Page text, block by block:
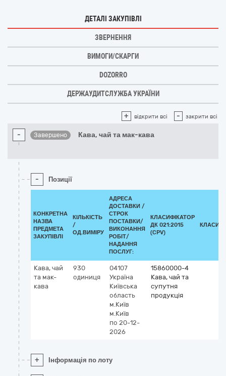
ДЕТАЛІ ЗАКУПІВЛІ
ЗВЕРНЕННЯ
ВИМОГИ/СКАРГИ
DOZORRO
ДЕРЖАУДИТСЛУЖБА УКРАЇНИ
+ відкрити всі - закрити всі
- Завершено Кава, чай та мак-кава
- Позиції
КОНКРЕТНА
НАЗВА
ПРЕДМЕТА
ЗАКУПІВЛІ
КІЛЬКІСТЬ
/
ОД.ВИМІРУ
АДРЕСА
ДОСТАВКИ /
СТРОК
ПОСТАВКИ/
ВИКОНАННЯ
РОБІТ/
НАДАННЯ
ПОСЛУГ:
КЛАСИФІКАТОР
ДК 021:2015
(CPV)
Кава, чай
та мак-
кава
930
одиниця
04107
Україна
Київська
область
м.Київ
м.Київ
по 20-12-
2026
15860000-4
Кава, чай та
супутня
продукція
+ Інформація по лоту